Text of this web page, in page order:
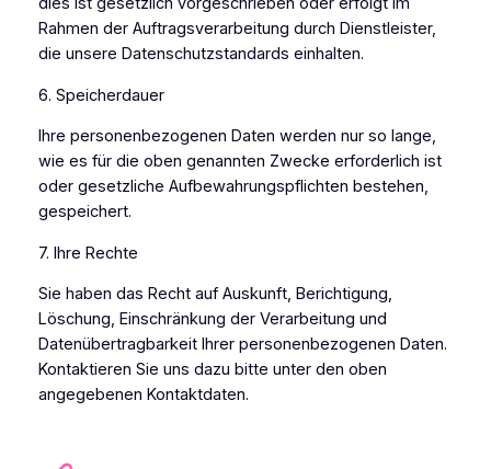
Rahmen der Auftragsverarbeitung durch Dienstleister,
die unsere Datenschutzstandards einhalten.
6. Speicherdauer
Ihre personenbezogenen Daten werden nur so lange,
wie es für die oben genannten Zwecke erforderlich ist
oder gesetzliche Aufbewahrungspflichten bestehen,
gespeichert.
7. Ihre Rechte
Sie haben das Recht auf Auskunft, Berichtigung,
Löschung, Einschränkung der Verarbeitung und
Datenübertragbarkeit Ihrer personenbezogenen Daten.
Kontaktieren Sie uns dazu bitte unter den oben
angegebenen Kontaktdaten.